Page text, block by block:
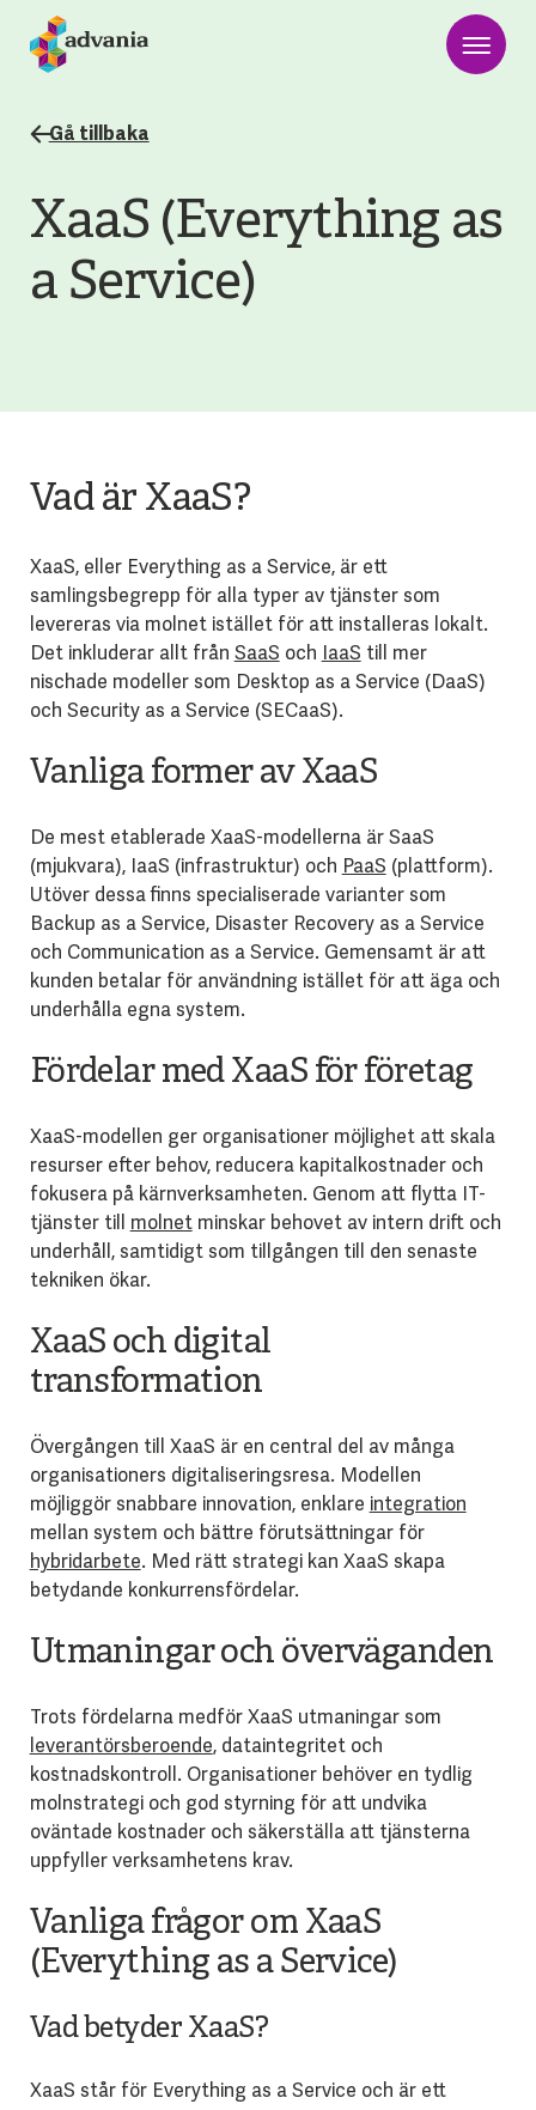
Gå tillbaka
XaaS (Everything as
a Service)
Vad är XaaS?
XaaS, eller Everything as a Service, är ett
samlingsbegrepp för alla typer av tjänster som
levereras via molnet istället för att installeras lokalt.
Det inkluderar allt från SaaS och IaaS till mer
nischade modeller som Desktop as a Service (DaaS)
och Security as a Service (SECaaS).
Vanliga former av XaaS
De mest etablerade XaaS-modellerna är SaaS
(mjukvara), IaaS (infrastruktur) och PaaS (plattform).
Utöver dessa finns specialiserade varianter som
Backup as a Service, Disaster Recovery as a Service
och Communication as a Service. Gemensamt är att
kunden betalar för användning istället för att äga och
underhålla egna system.
Fördelar med XaaS för företag
XaaS-modellen ger organisationer möjlighet att skala
resurser efter behov, reducera kapitalkostnader och
fokusera på kärnverksamheten. Genom att flytta IT-
tjänster till molnetminskar behovet av intern drift och
underhåll, samtidigt som tillgången till den senaste
tekniken ökar.
XaaS och digital
transformation
Övergången till XaaS är en central del av många
organisationers digitaliseringsresa. Modellen
möjliggör snabbare innovation, enklare integration
mellan system och bättre förutsättningar för
hybridarbete. Med rätt strategi kan XaaS skapa
betydande konkurrensfördelar.
Utmaningar och överväganden
Trots fördelarna medför XaaS utmaningar som
leverantörsberoende, dataintegritet och
kostnadskontroll. Organisationer behöver en tydlig
molnstrategi och god styrning för att undvika
oväntade kostnader och säkerställa att tjänsterna
uppfyller verksamhetens krav.
Vanliga frågor om XaaS
(Everything as a Service)
Vad betyder XaaS?
XaaS står för Everything as a Service och är ett